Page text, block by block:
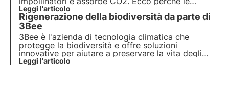
foreste aziendali di 3Bee sono la soluzione
innovativa per le aziende che vogliono avere un
impatto positivo sull'ambiente.
Leggi l'articolo
Rigenerazione della biodiversità da parte di
3Bee
3Bee è l'azienda di tecnologia climatica che
protegge la biodiversità e offre soluzioni
innovative per aiutare a preservare la vita degli
impollinatori, custodi della salute dei nostri
Leggi l'articolo